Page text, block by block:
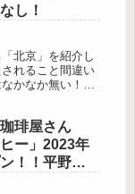
し！
北京」を紹介し
れること間違い
かなか無い！座
琲屋さん
ー」2023年
！！平野屋